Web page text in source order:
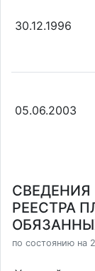
30.12.1996
05.06.2003
СВЕДЕНИЯ
РЕЕСТРА
по состоянию на